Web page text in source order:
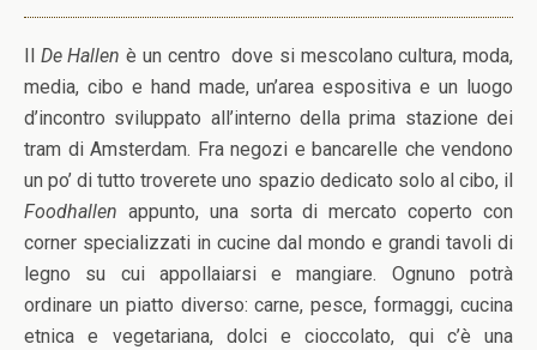
Il De Hallen è un centro dove si mescolano cultura, moda,
media, cibo e hand made, un’area espositiva e un luogo
d’incontro sviluppato all’interno della prima stazione dei
tram di Amsterdam. Fra negozi e bancarelle che vendono
un po’ di tutto troverete uno spazio dedicato solo al cibo, il
Foodhallen appunto, una sorta di mercato coperto con
corner specializzati in cucine dal mondo e grandi tavoli di
legno su cui appollaiarsi e mangiare. Ognuno potrà
ordinare un piatto diverso: carne, pesce, formaggi, cucina
etnica e vegetariana, dolci e cioccolato, qui c’è una